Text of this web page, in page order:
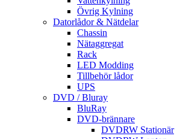
Övrig Kylning
Datorlådor & Nätdelar
Chassin
Nätaggregat
Rack
LED Modding
Tillbehör lådor
UPS
DVD / Bluray
BluRay
DVD-brännare
DVDRW Stationär